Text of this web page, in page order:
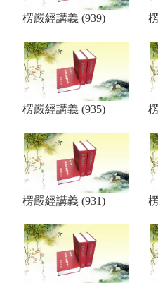
楞嚴經講義 (939)
楞嚴經講義 (935)
楞嚴經講義 (931)